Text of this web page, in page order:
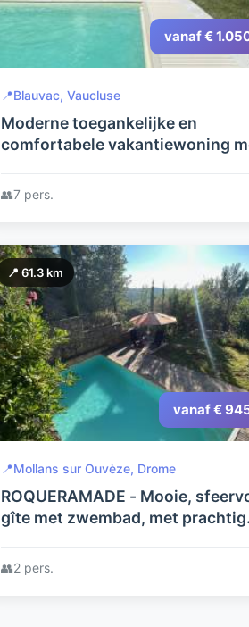
vanaf €
📍Blauvac, Vaucluse
Moderne toegankelijke en
comfortabele vakantiewoning
👥7 pers.
📍 61.3 km
vanaf €
📍Mollans sur Ouvèze, Drome
ROQUERAMADE - Mooie,
gîte met zwembad, met prachtig
Frankrijk.
👥2 pers.